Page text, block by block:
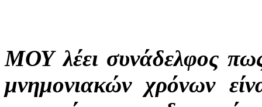
ΜΟΥ λέει συνάδελφος
μνημονιακών χρόνων